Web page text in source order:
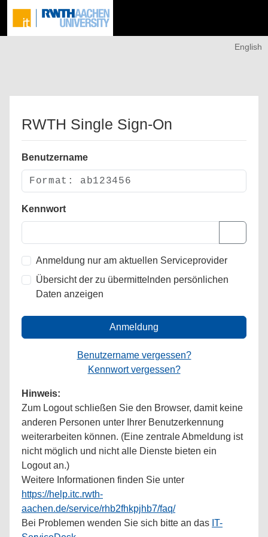
English
RWTH Single Sign-On
Benutzername
Kennwort
Anmeldung nur am aktuellen Serviceprovider
Übersicht der zu übermittelnden persönlichen
Daten anzeigen
Anmeldung
Benutzername vergessen?
Kennwort vergessen?
Hinweis:
Zum Logout schließen Sie den Browser, damit keine
anderen Personen unter Ihrer Benutzerkennung
weiterarbeiten können. (Eine zentrale Abmeldung ist
nicht möglich und nicht alle Dienste bieten ein
Logout an.)
Weitere Informationen finden Sie unter
https://help.itc.rwth-
aachen.de/service/rhb2fhkpjhb7/faq/
Bei Problemen wenden Sie sich bitte an das IT-